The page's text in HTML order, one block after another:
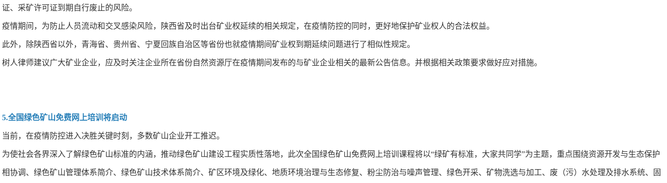
证、采矿许可证到期自行废止的风险。
疫情期间，为防止人员流动和交叉感染风险，陕西省及时出台矿业权延续的相关规定，在疫情防控的同时，更好地保护矿业权人的合法权益。
此外，除陕西省以外，青海省、贵州省、宁夏回族自治区等省份也就疫情期间矿业权到期延续问题进行了相似性规定。
树人律师建议广大矿业企业，应及时关注企业所在省份自然资源厅在疫情期间发布的与矿业企业相关的最新公告信息。并根据相关政策要求做好应对措施。
5.全国绿色矿山免费网上培训将启动
当前，在疫情防控进入决胜关键时刻，多数矿山企业开工推迟。
为使社会各界深入了解绿色矿山标准的内涵，推动绿色矿山建设工程实质性落地，此次全国绿色矿山免费网上培训课程将以“绿矿有标准，大家共同学”为主题，重点围绕资源开发与生态保护
相协调、绿色矿山管理体系简介、绿色矿山技术体系简介、矿区环境及绿化、地质环境治理与生态修复、粉尘防治与噪声管理、绿色开采、矿物洗选与加工、废（污）水处理及排水系统、固